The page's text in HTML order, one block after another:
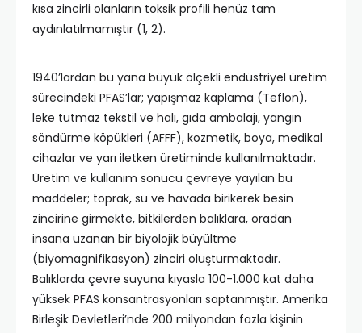
kısa zincirli olanların toksik profili henüz tam
aydınlatılmamıştır (1, 2).
1940’lardan bu yana büyük ölçekli endüstriyel üretim
sürecindeki PFAS’lar; yapışmaz kaplama (Teflon),
leke tutmaz tekstil ve halı, gıda ambalajı, yangın
söndürme köpükleri (AFFF), kozmetik, boya, medikal
cihazlar ve yarı iletken üretiminde kullanılmaktadır.
Üretim ve kullanım sonucu çevreye yayılan bu
maddeler; toprak, su ve havada birikerek besin
zincirine girmekte, bitkilerden balıklara, oradan
insana uzanan bir biyolojik büyültme
(biyomagnifikasyon) zinciri oluşturmaktadır.
Balıklarda çevre suyuna kıyasla 100-1.000 kat daha
yüksek PFAS konsantrasyonları saptanmıştır. Amerika
Birleşik Devletleri’nde 200 milyondan fazla kişinin